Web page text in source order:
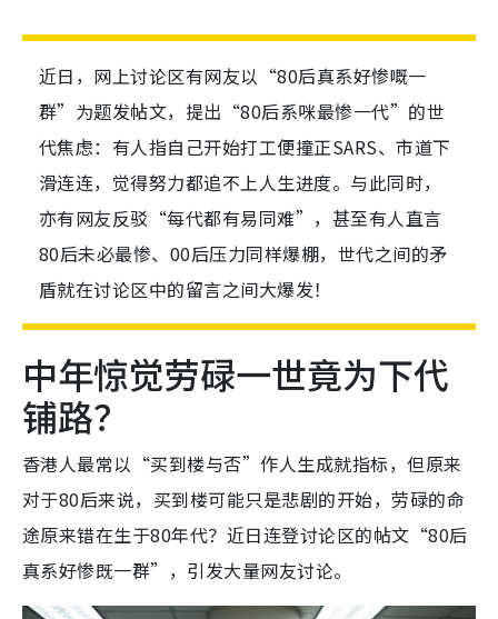
近日，网上讨论区有网友以“80后真系好惨嘅一
群”为题发帖文，提出“80后系咪最惨一代”的世
代焦虑：有人指自己开始打工便撞正SARS、市道下
滑连连，觉得努力都追不上人生进度。与此同时，
亦有网友反驳“每代都有易同难”，甚至有人直言
80后未必最惨、00后压力同样爆棚，世代之间的矛
盾就在讨论区中的留言之间大爆发！
中年惊觉劳碌一世竟为下代
铺路？
香港人最常以“买到楼与否”作人生成就指标，但原来
对于80后来说，买到楼可能只是悲剧的开始，劳碌的命
途原来错在生于80年代？近日连登讨论区的帖文“80后
真系好惨既一群”，引发大量网友讨论。